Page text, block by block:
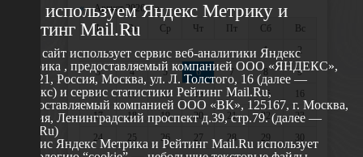
«Август 2026 »
Пн
Вт Ср Чт Пт Сб
Вс
1
2
3
4 5 6 7 8
9
10
11 12 13 14 15
16
17
18 19 20 21 22
23
24
25 26 27 28 29
30
Мы используем Яндекс Метрику и
Рейтинг Mail.Ru
Этот сайт использует сервис веб-аналитики Яндекс
Метрика , предоставляемый компанией ООО «ЯНДЕКС»,
119021, Россия, Москва, ул. Л. Толстого, 16 (далее —
Яндекс) и сервис статистики Рейтинг Mail.Ru,
предоставляемый компанией ООО «ВК», 125167, г. Москва,
Россия, Ленинградский проспект д.39, стр.79. (далее —
Mail.Ru)
Сервис Яндекс Метрика и Рейтинг Mail.Ru использует